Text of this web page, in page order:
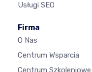
Usługi SEO
Firma
O Nas
Centrum Wsparcia
Centrum Szkoleniowe